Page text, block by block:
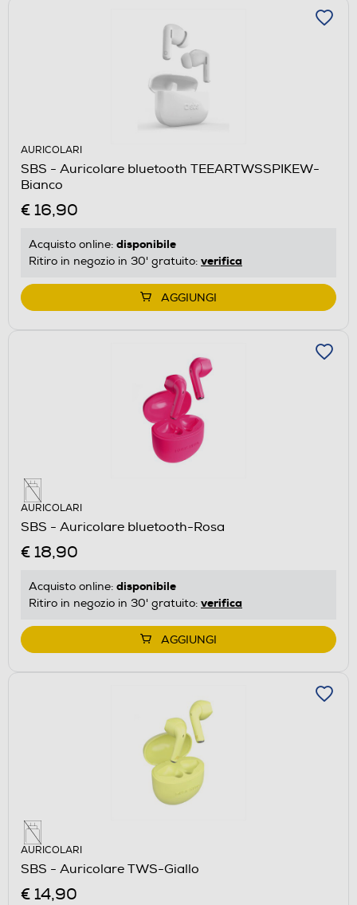
AURICOLARI
SBS - Auricolare bluetooth TEEARTWSSPIKEW-
Bianco
€ 16,90
Acquisto online: disponibile
Ritiro in negozio in 30' gratuito: verifica
AGGIUNGI
AURICOLARI
SBS - Auricolare bluetooth-Rosa
€ 18,90
Acquisto online: disponibile
Ritiro in negozio in 30' gratuito: verifica
AGGIUNGI
AURICOLARI
SBS - Auricolare TWS-Giallo
€ 14,90